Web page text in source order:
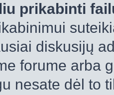
prikabinti
diskusijų
forume arba
nesate dėl to